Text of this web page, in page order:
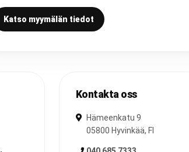
Katso myymälän tiedot
Kontakta oss
Hämeenkatu 9
05800 Hyvinkää, FI